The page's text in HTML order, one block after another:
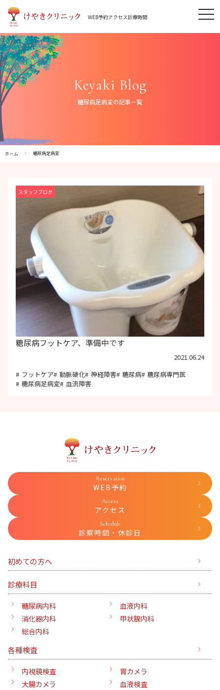
Skip
content
WEB予約アクセス診療時間
Keyaki Blog
糖尿病足病変の記事一覧
ホーム 糖尿病足病変
スタッフブログ
糖尿病フットケア、準備中です
2021.06.24
フットケア
動脈硬化 神経障害 糖尿病
糖尿病専門医
糖尿病足病変
血流障害
Reservation
WEB予約
Access
アクセス
Schedule
診察時間・休診日
初めての方へ
診療科目
糖尿病内科
血液内科
消化器内科
甲状腺内科
総合内科
各種検査
内視鏡検査
胃カメラ
大腸カメラ
血液検査